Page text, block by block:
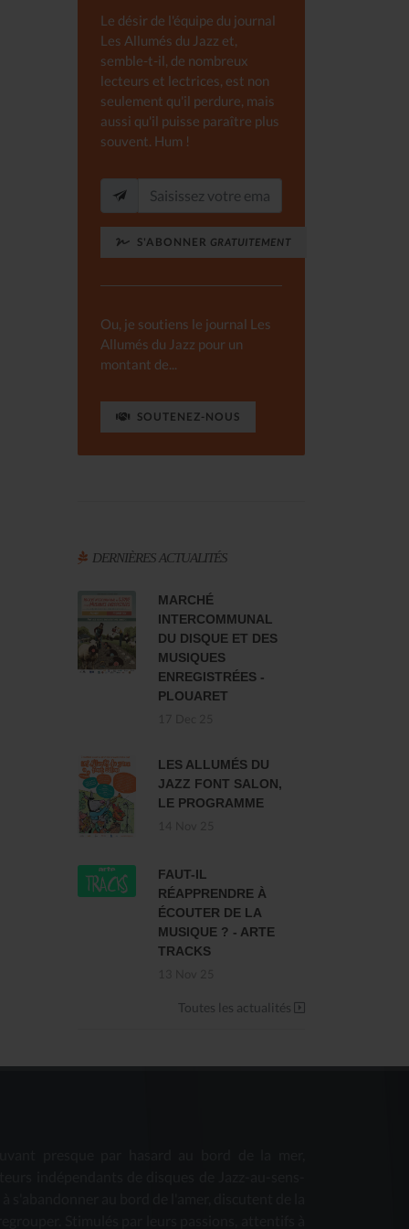
Le désir de l'équipe du journal
Les Allumés du Jazz et,
semble-t-il, de nombreux
lecteurs et lectrices, est non
seulement qu'il perdure, mais
aussi qu'il puisse paraître plus
souvent. Hum !
S'ABONNER GRATUITEMENT
Ou, je soutiens le journal Les
Allumés du Jazz pour un
montant de...
SOUTENEZ-NOUS
DERNIÈRES ACTUALITÉS
MARCHÉ
INTERCOMMUNAL
DU DISQUE ET DES
MUSIQUES
ENREGISTRÉES -
PLOUARET
LES ALLUMÉS DU
JAZZ FONT SALON,
LE PROGRAMME
FAUT-IL
RÉAPPRENDRE À
ÉCOUTER DE LA
MUSIQUE ? - ARTE
TRACKS
Toutes les actualités